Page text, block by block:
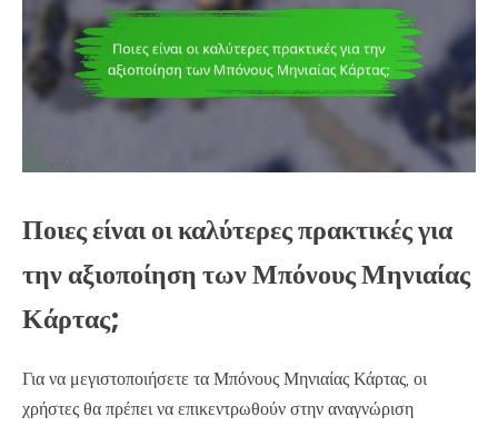
Ποιες είναι οι καλύτερες πρακτικές για
την αξιοποίηση των Μπόνους Μηνιαίας
Κάρτας;
Για να μεγιστοποιήσετε τα Μπόνους Μηνιαίας Κάρτας, οι
χρήστες θα πρέπει να επικεντρωθούν στην αναγνώριση